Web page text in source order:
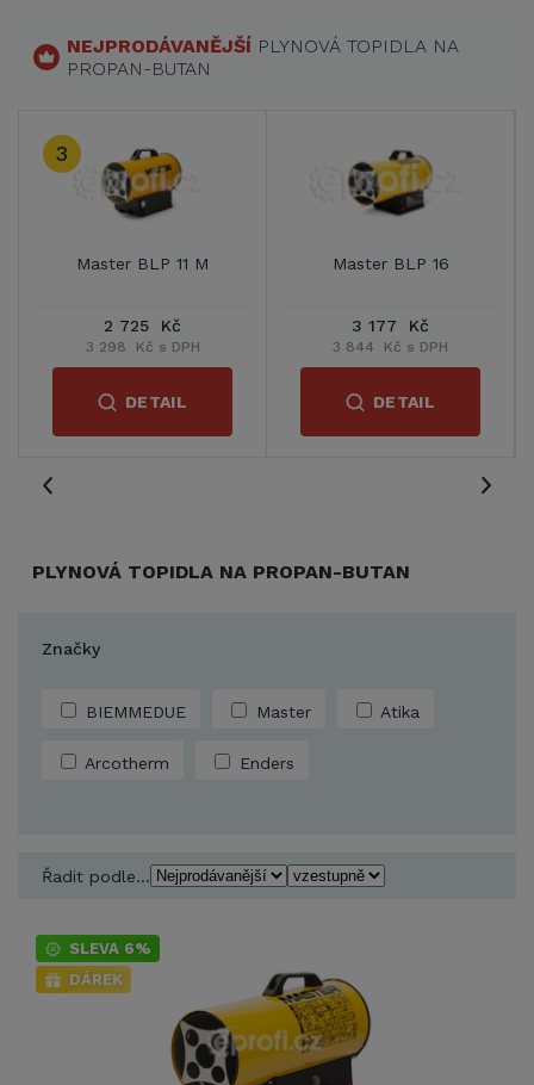
NEJPRODÁVANĚJŠÍ PLYNOVÁ TOPIDLA NA
PROPAN-BUTAN
3
Master BLP 11 M
2 725 Kč
3 298 Kč s DPH
DETAIL
Master BLP 16
3 177 Kč
3 844 Kč s DPH
DETAIL
PLYNOVÁ TOPIDLA NA PROPAN-BUTAN
Značky
BIEMMEDUE Master Atika
Arcotherm Enders
Řadit podle...
SLEVA 6%
DÁREK